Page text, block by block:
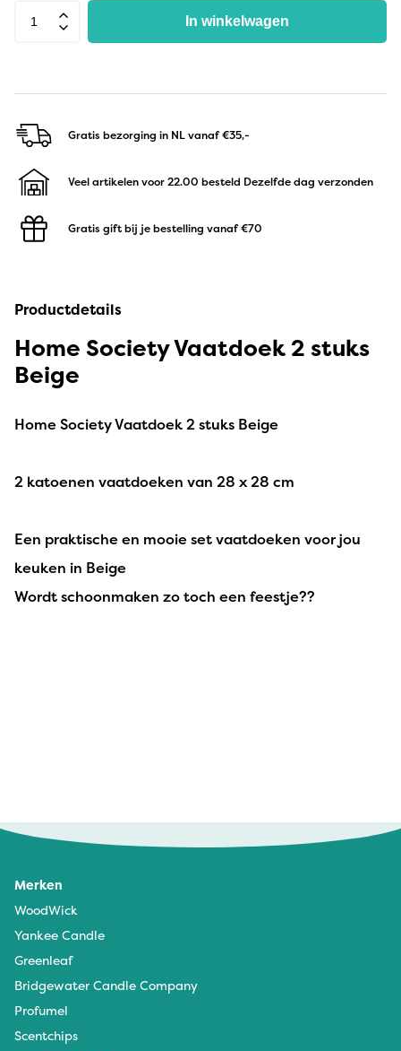
In winkelwagen
Gratis bezorging in NLvanaf €35,-
Veel artikelen voor 22.00 besteld Dezelfde dag verzonden
Gratis gift bij je bestelling vanaf €70
Productdetails
Home Society Vaatdoek 2 stuks
Beige
Home Society Vaatdoek 2 stuks Beige
2 katoenen vaatdoeken van 28 x 28 cm
Een praktische en mooie set vaatdoeken voor jou
keuken in Beige
Wordt schoonmaken zo toch een feestje??
Merken
WoodWick
Yankee Candle
Greenleaf
Bridgewater Candle Company
Profumel
Scentchips